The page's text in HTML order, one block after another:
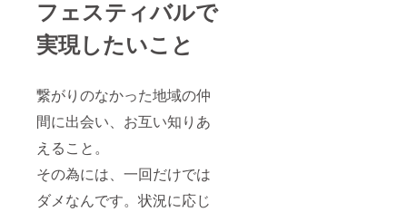
フェスティバルで
実現したいこと
繋がりのなかった地域の仲
間に出会い、お互い知りあ
えること。
その為には、一回だけでは
ダメなんです。状況に応じ